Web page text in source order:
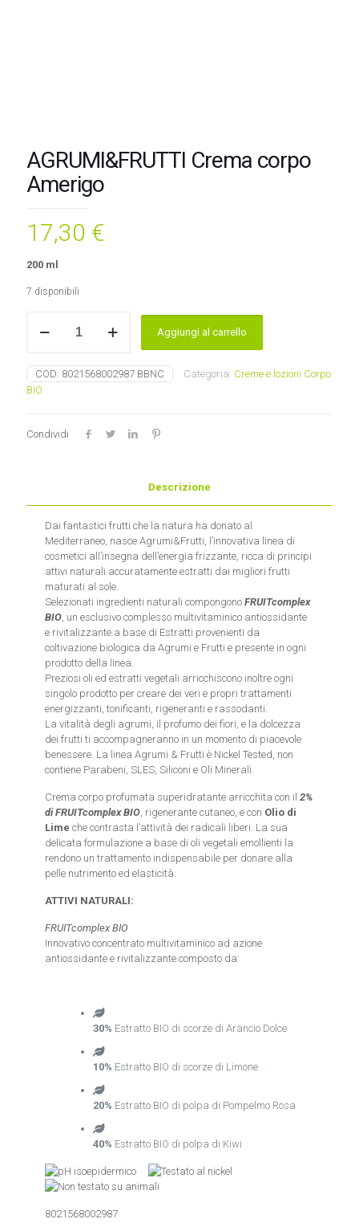
AGRUMI&FRUTTI Crema corpo
Amerigo
17,30 €
200 ml
7 disponibili
Crema
Amerigo
quantità
Aggiungi al carrello
COD: 8021568002987 BBNC Categoria: Creme e lozioni Corpo
BIO
Condividi
Descrizione
Dai fantastici frutti che la natura ha donato al
Mediterraneo, nasce Agrumi&Frutti, l’innovativa linea di
cosmetici all’insegna dell’energia frizzante, ricca di principi
attivi naturali accuratamente estratti dai migliori frutti
maturati al sole.
Selezionati ingredienti naturali compongonoFRUITcomplex
BIO, un esclusivo complesso multivitaminico antiossidante
e rivitalizzante a base di Estratti provenienti da
coltivazione biologica da Agrumi e Frutti e presente in ogni
prodotto della linea.
Preziosi oli ed estratti vegetali arricchiscono inoltre ogni
singolo prodotto per creare dei veri e propri trattamenti
energizzanti, tonificanti, rigeneranti e rassodanti.
La vitalità degli agrumi, il profumo dei fiori, e la dolcezza
dei frutti ti accompagneranno in un momento di piacevole
benessere. La linea Agrumi & Frutti è Nickel Tested, non
contiene Parabeni, SLES, Siliconi e Oli Minerali.
Crema corpo profumata superidratante arricchita con il2%
di FRUITcomplex BIO, rigenerante cutaneo, e con Olio di
Lime che contrasta l’attività dei radicali liberi. La sua
delicata formulazione a base di oli vegetali emollienti la
rendono un trattamento indispensabile per donare alla
pelle nutrimento ed elasticità.
ATTIVI NATURALI:
FRUITcomplex BIO
Innovativo concentrato multivitaminico ad azione
antiossidante e rivitalizzante composto da:
30% Estratto BIO di scorze di Arancio Dolce
10% Estratto BIO di scorze di Limone
20% Estratto BIO di polpa di Pompelmo Rosa
40% Estratto BIO di polpa di Kiwi
8021568002987